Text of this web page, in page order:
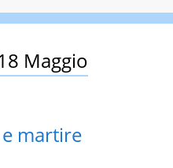
Maggio
martire